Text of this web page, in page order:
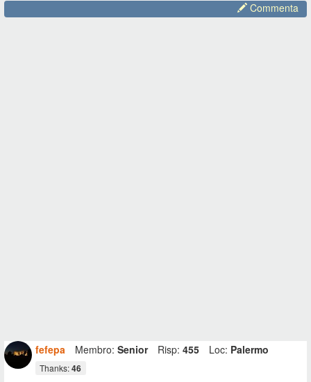
Commenta
fefepa Membro: Senior Risp: 455 Loc: Palermo
Thanks:46